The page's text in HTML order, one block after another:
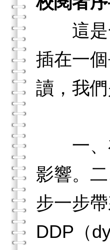
這是一
插在一
讀，我
一、在
影響。
步一步
DDP（